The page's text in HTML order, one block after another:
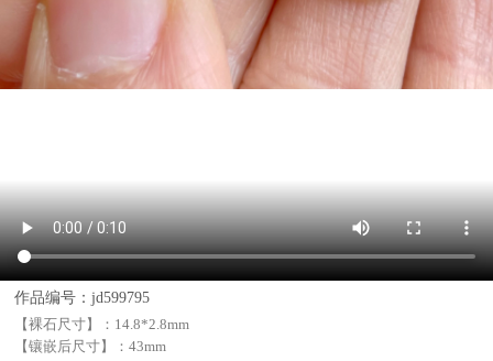
作品编号：jd599795
【裸石尺寸】： 14.8*2.8mm
【镶嵌后尺寸】：43mm